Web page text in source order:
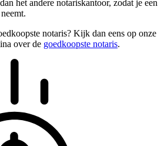
het andere notariskantoor, zodat je een
notaris? Kijk dan eens op onze
over de goedkoopste notaris.